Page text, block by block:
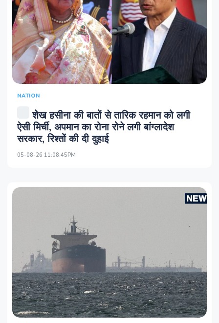
NATION
शेख हसीना की बातों से तारिक रहमान को लगी
ऐसी मिर्ची, अपमान का रोना रोने लगी बांग्लादेश
सरकार, रिश्तों की दी दुहाई
05-08-26 11:08:45PM